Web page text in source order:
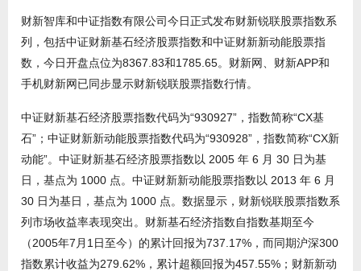
财新智库和中证指数有限公司今日正式发布财新锐联股票指数系
列，包括中证财新基石经济股票指数和中证财新新动能股票指
数，今日开盘点位为8367.83和1785.65。财新网、财新APP和
手机财新网已同步显示财新锐联股票指数行情。
中证财新基石经济股票指数代码为“930927”，指数简称“CX基
石”；中证财新新动能股票指数代码为“930928”，指数简称“CX新
动能”。中证财新基石经济股票指数以 2005 年 6 月 30 日为基
日，基点为 1000 点。中证财新新动能股票指数以 2013 年 6 月
30 日为基日，基点为 1000 点。数据显示，财新锐联股票指数系
列市场收益率表现突出。财新基石经济指数自指数基期至今
（2005年7月1日至今）的累计回报为737.17%，而同期沪深300
指数累计收益为279.62%，累计超额回报为457.55%；财新新动